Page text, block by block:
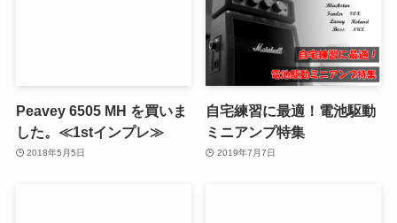
Peavey 6505 MH を買いま
した。≪1stインプレ≫
2018年5月5日
自宅練習に最適！電池駆動
ミニアンプ特集
2019年7月7日